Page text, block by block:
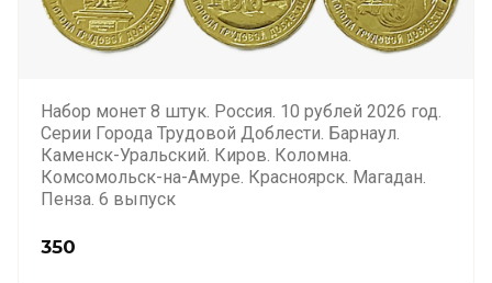
Набор монет 8 штук. Россия. 10 рублей 2026 год.
Серии Города Трудовой Доблести. Барнаул.
Каменск-Уральский. Киров. Коломна.
Комсомольск-на-Амуре. Красноярск. Магадан.
Пенза. 6 выпуск
350